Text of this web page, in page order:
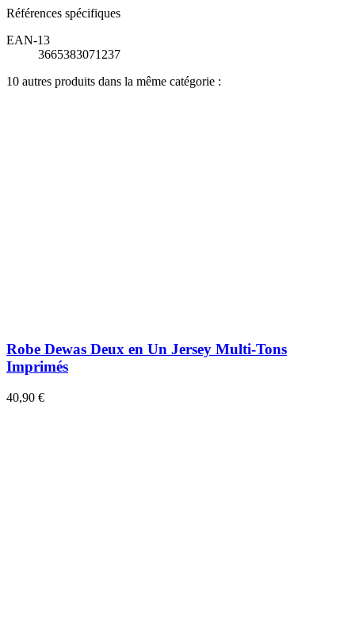
Références spécifiques
EAN-13
3665383071237
10 autres produits dans la même catégorie :
Robe Dewas Deux en Un Jersey Multi-Tons
Imprimés
40,90 €